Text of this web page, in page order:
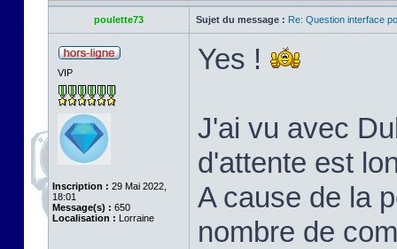
poulette73 Sujet du message : Re: Question interface
VIP
Inscription : 29 Mai 2022,
18:01
Message(s) : 650
Localisation : Lorraine
Yes !
J'ai vu avec
d'attente est
A cause de la
nombre de